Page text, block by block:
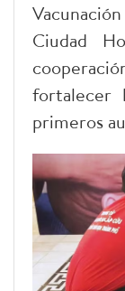
Ciudad
fortalecer
primeros